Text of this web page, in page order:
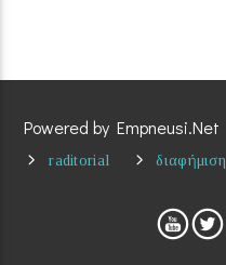
Powered by Empneusi.Net
raditorial διαφήμιση